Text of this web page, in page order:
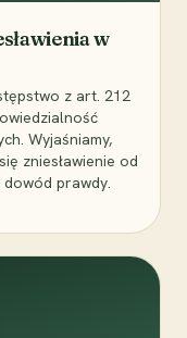
w
z art. 212
Wyjaśniamy,
zniesławienie od
prawdy.